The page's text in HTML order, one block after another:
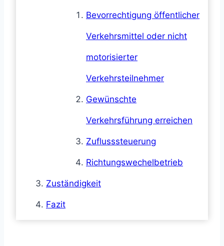
Bevorrechtigung öffentlicher
Verkehrsmittel oder nicht
motorisierter
Verkehrsteilnehmer
Gewünschte
Verkehrsführung erreichen
Zuflusssteuerung
Richtungswechelbetrieb
Zuständigkeit
Fazit